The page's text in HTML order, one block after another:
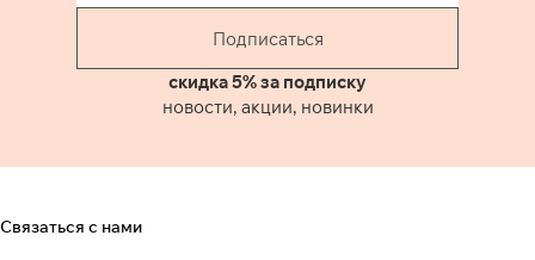
Подписаться
скидка 5% за подписку
новости, акции, новинки
Связаться с нами